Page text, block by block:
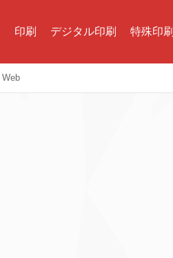
印刷 デジタル印刷 特殊印刷
Web